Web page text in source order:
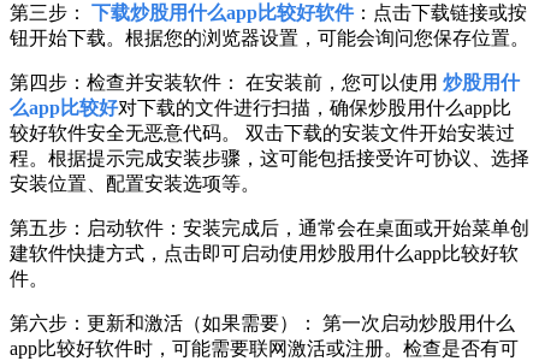
第三步： 下载炒股用什么app比较好软件：点击下载链接或按
钮开始下载。根据您的浏览器设置，可能会询问您保存位置。
第四步：检查并安装软件： 在安装前，您可以使用 炒股用什
么app比较好对下载的文件进行扫描，确保炒股用什么app比
较好软件安全无恶意代码。 双击下载的安装文件开始安装过
程。根据提示完成安装步骤，这可能包括接受许可协议、选择
安装位置、配置安装选项等。
第五步：启动软件：安装完成后，通常会在桌面或开始菜单创
建软件快捷方式，点击即可启动使用炒股用什么app比较好软
件。
第六步：更新和激活（如果需要）： 第一次启动炒股用什么
app比较好软件时，可能需要联网激活或注册。检查是否有可